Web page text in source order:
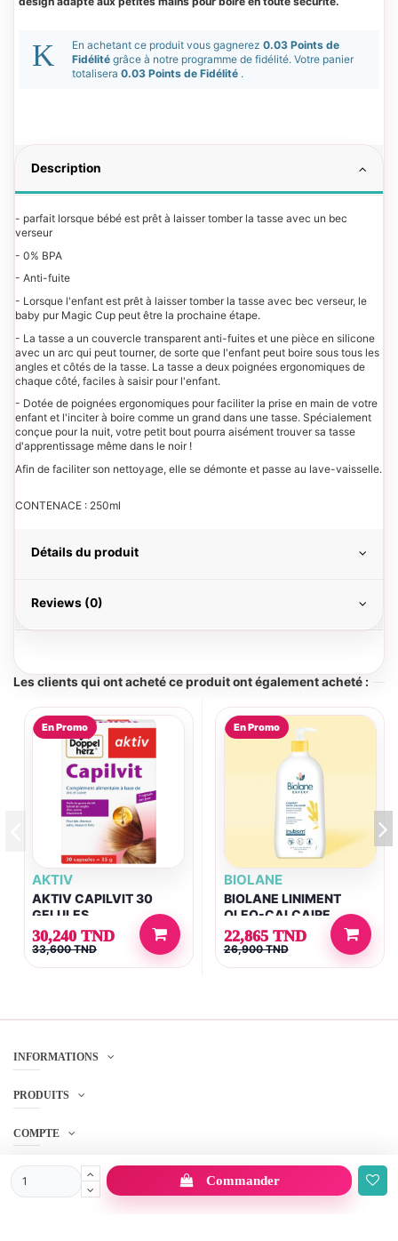
Commander
En achetant ce produit vous gagnerez 0.03 Points de
Fidélité grâce à notre programme de fidélité. Votre panier
totalisera 0.03 Points de Fidélité .
Description
- parfait lorsque bébé est prêt à laisser tomber la tasse avec un bec
verseur
- 0% BPA
- Anti-fuite
- Lorsque l'enfant est prêt à laisser tomber la tasse avec bec verseur, le
baby pur Magic Cup peut être la prochaine étape.
- La tasse a un couvercle transparent anti-fuites et une pièce en silicone
avec un arc qui peut tourner, de sorte que l'enfant peut boire sous tous les
angles et côtés de la tasse. La tasse a deux poignées ergonomiques de
chaque côté, faciles à saisir pour l'enfant.
- Dotée de poignées ergonomiques pour faciliter la prise en main de votre
enfant et l'inciter à boire comme un grand dans une tasse. Spécialement
conçue pour la nuit, votre petit bout pourra aisément trouver sa tasse
d'apprentissage même dans le noir !
Afin de faciliter son nettoyage, elle se démonte et passe au lave-vaisselle.
CONTENACE : 250ml
Détails du produit
Reviews (0)
Les clients qui ont acheté ce produit ont également acheté :
En Promo
AKTIV
AKTIV CAPILVIT 30
GELULES
30,240 TND
33,600 TND
En Promo
BIOLANE
BIOLANE LINIMENT
OLEO-CALCAIRE
300ML
22,865 TND
26,900 TND
INFORMATIONS
PRODUITS
COMPTE
SERVICE CLIENT